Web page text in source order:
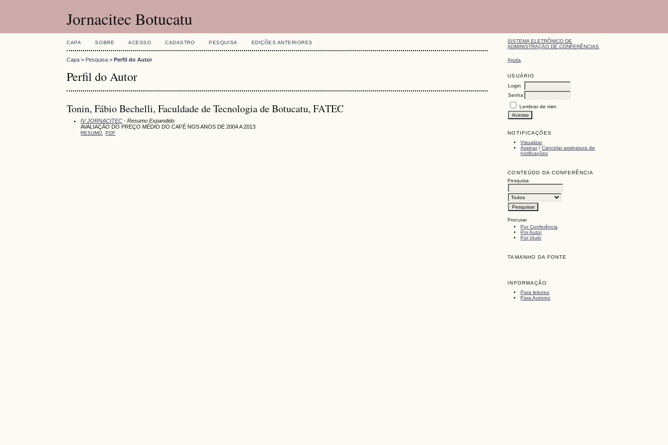
Jornacitec Botucatu
SISTEMA ELETRÔNICO DE
ADMINISTRAÇÃO DE CONFERÊNCIAS
Ajuda
USUÁRIO
Login
Senha
Lembrar de mim
NOTIFICAÇÕES
Visualizar
Assinar/Cancelar assinatura de
notificações
CONTEÚDO DA CONFERÊNCIA
Pesquisa
Procurar
Por Conferência
Por Autor
Por título
TAMANHO DA FONTE
INFORMAÇÃO
Para leitores
Para Autores
CAPA SOBRE ACESSO CADASTRO PESQUISA EDIÇÕES ANTERIORES
Capa > Pesquisa >Perfil do Autor
Perfil do Autor
Tonin, Fábio Bechelli, Faculdade de Tecnologia de Botucatu, FATEC
IV JORNACITEC - Resumo Expandido
AVALIAÇÃO DO PREÇO MÉDIO DO CAFÉ NOS ANOS DE 2004 A 2013
RESUMO PDF